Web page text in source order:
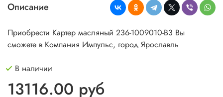
Описание
Приобрести Картер масляный 236-1009010-В3 Вы
сможете в Компания Импульс, город Ярославль
В наличии
13116.00 руб